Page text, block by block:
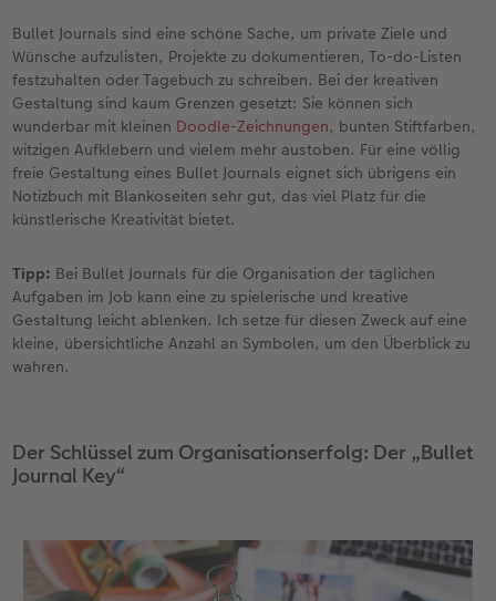
Bullet Journals sind eine schöne Sache, um private Ziele und
Wünsche aufzulisten, Projekte zu dokumentieren, To-do-Listen
festzuhalten oder Tagebuch zu schreiben. Bei der kreativen
Gestaltung sind kaum Grenzen gesetzt: Sie können sich
wunderbar mit kleinen Doodle-Zeichnungen, bunten Stiftfarben,
witzigen Aufklebern und vielem mehr austoben. Für eine völlig
freie Gestaltung eines Bullet Journals eignet sich übrigens ein
Notizbuch mit Blankoseiten sehr gut, das viel Platz für die
künstlerische Kreativität bietet.
Tipp: Bei Bullet Journals für die Organisation der täglichen
Aufgaben im Job kann eine zu spielerische und kreative
Gestaltung leicht ablenken. Ich setze für diesen Zweck auf eine
kleine, übersichtliche Anzahl an Symbolen, um den Überblick zu
wahren.
Der Schlüssel zum Organisationserfolg: Der „Bullet
Journal Key“